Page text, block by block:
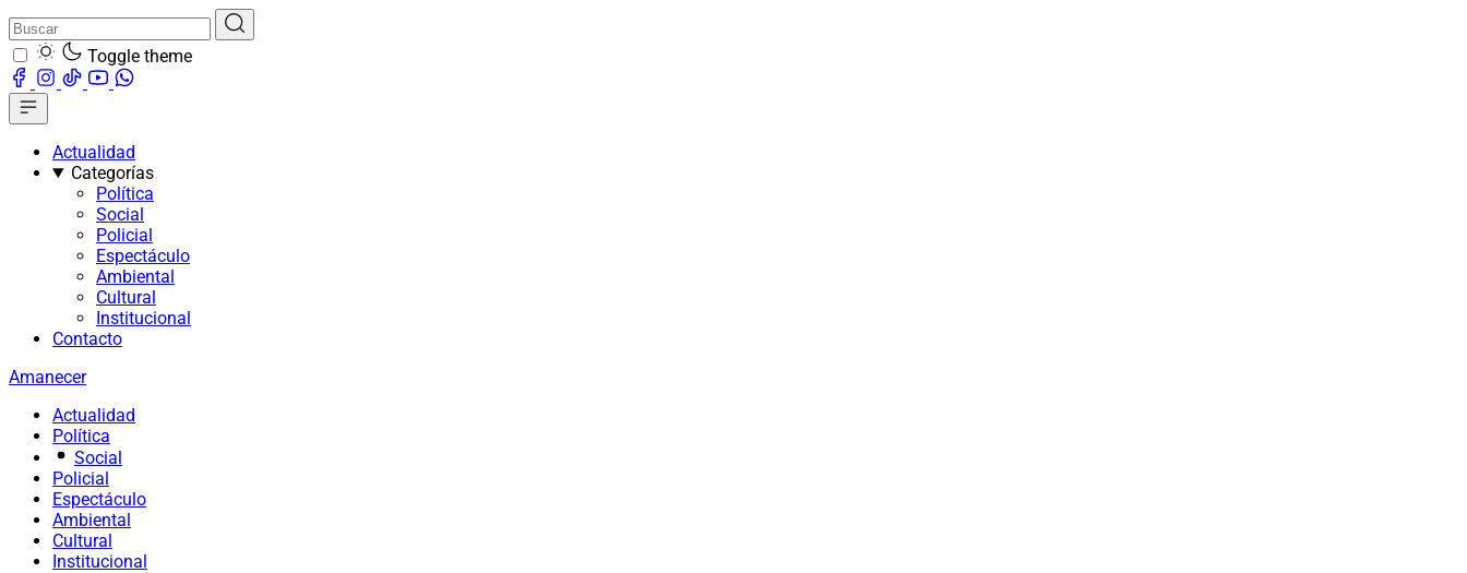
Toggle theme
Actualidad
Categorías
Política
Social
Policial
Espectáculo
Ambiental
Cultural
Institucional
Contacto
Amanecer
Actualidad
Política
Social
Policial
Espectáculo
Ambiental
Cultural
Institucional